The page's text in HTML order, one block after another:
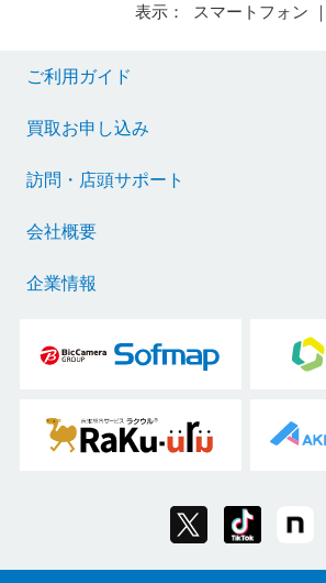
表示： スマートフォン ｜
ご利用ガイド
買取お申し込み
訪問・店頭サポート
会社概要
企業情報